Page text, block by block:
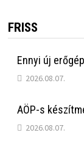
FRISS
Ennyi új
2026.08.07.
AÖP-s
2026.08.07.